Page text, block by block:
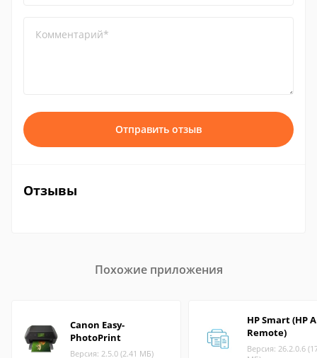
Комментарий*
Отправить отзыв
Отзывы
Похожие приложения
Canon Easy-
PhotoPrint
Версия: 2.5.0 (2.41 МБ)
HP Smart (HP
Remote)
Версия: 26.2.0.6